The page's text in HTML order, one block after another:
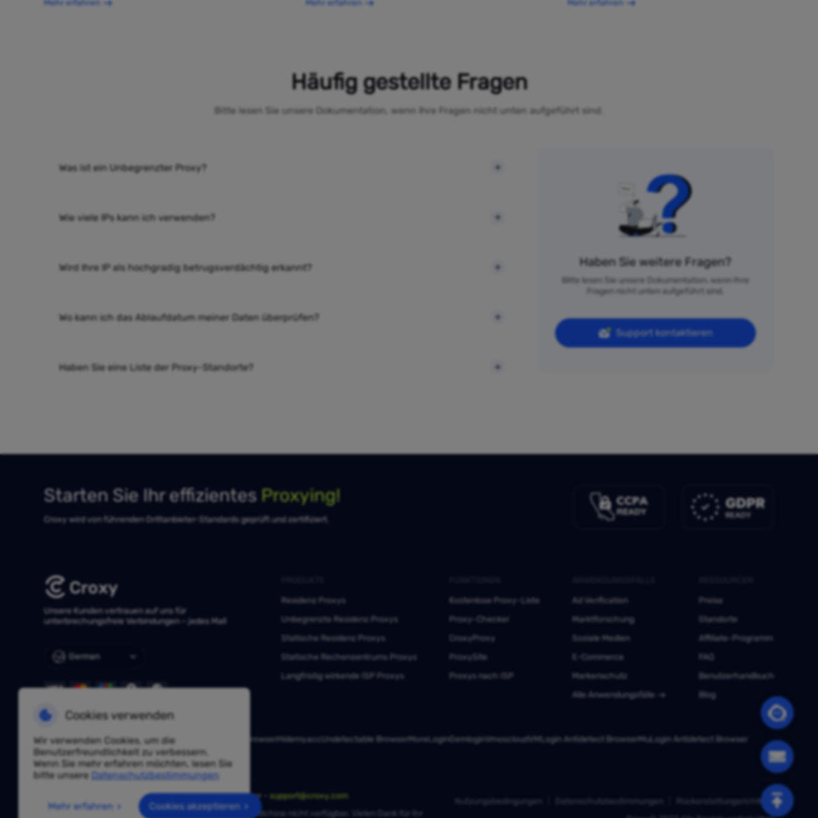
Mehr erfahren Mehr erfahren Mehr erfahren
Häufig gestellte Fragen
Bitte lesen Sie unsere Dokumentation, wenn Ihre Fragen nicht unten aufgeführt sind.
Was ist ein Unbegrenzter Proxy?
Wie viele IPs kann ich verwenden?
Wird Ihre IP als hochgradig betrugsverdächtig erkannt?
Wo kann ich das Ablaufdatum meiner Daten überprüfen?
Haben Sie eine Liste der Proxy-Standorte?
Haben Sie weitere Fragen?
Bitte lesen Sie unsere Dokumentation, wenn Ihre
Fragen nicht unten aufgeführt sind.
Support kontaktieren
Starten Sie Ihr effizientes Proxying!
Croxy wird von führenden Drittanbieter-Standards geprüft und zertifiziert.
Unsere Kunden vertrauen auf uns für
unterbrechungsfreie Verbindungen – jedes Mal!
German
Residenz Proxys
Unbegrenzte Residenz Proxys
Statische Residenz Proxys
Statische Rechenzentrums Proxys
Langfristig wirkende ISP Proxys
Kostenlose Proxy-Liste
Proxy-Checker
CroxyProxy
ProxySite
Proxys nach ISP
Ad Verification
Marktforschung
Soziale Medien
E-Commerce
Markenschutz
Alle Anwendungsfälle
Preise
Standorte
Affiliate-Programm
FAQ
Benutzerhandbuch
Blog
NÜTZLICHE LINKS
Huayang LingdongTKFFF AdsPower Vision BrowserHidemyacc Undetectable BrowserMoreLoginGemloginVmoscloud VMLogin Antidetect BrowserMuLogin Antidetect Browser
IPjianceVmoscloudSpiderBox
Haben Sie eine Frage? Fragen Sie unsere Experten unter - support@croxy.com
Aufgrund von Richtlinien ist dieser Service in Festlandchina nicht verfügbar. Vielen Dank für Ihr
Nutzungsbedingungen Datenschutzbestimmungen
Rückerstattungsrichtlinie
Cookies verwenden
Wir verwenden Cookies, um die
Benutzerfreundlichkeit zu verbessern.
Wenn Sie mehr erfahren möchten, lesen Sie
bitte unsere Datenschutzbestimmungen
Mehr erfahren Cookies akzeptieren